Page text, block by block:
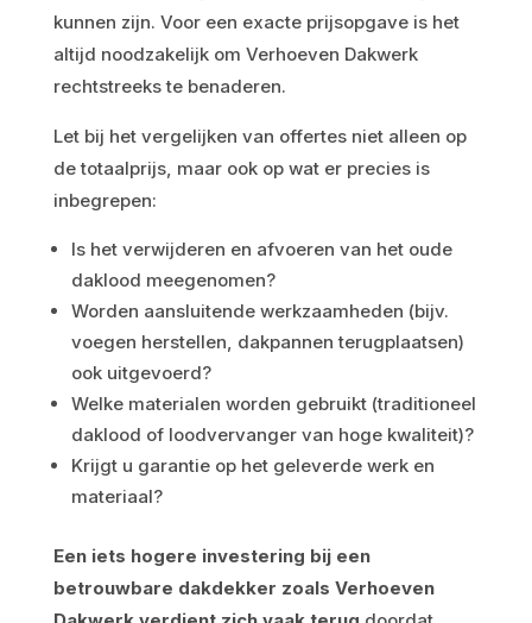
kunnen zijn. Voor een exacte prijsopgave is het
altijd noodzakelijk om Verhoeven Dakwerk
rechtstreeks te benaderen.
Let bij het vergelijken van offertes niet alleen op
de totaalprijs, maar ook op wat er precies is
inbegrepen:
Is het verwijderen en afvoeren van het oude
daklood meegenomen?
Worden aansluitende werkzaamheden (bijv.
voegen herstellen, dakpannen terugplaatsen)
ook uitgevoerd?
Welke materialen worden gebruikt (traditioneel
daklood of loodvervanger van hoge kwaliteit)?
Krijgt u garantie op het geleverde werk en
materiaal?
Een iets hogere investering bij een
betrouwbare dakdekker zoals Verhoeven